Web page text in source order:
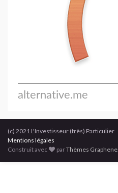
(c) 2021 L'Investisseur (très) Particulier
Mentions légales
Construit avec
parThèmes Graphene